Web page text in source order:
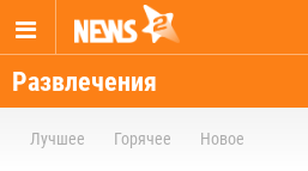
Развлечения
Лучшее Горячее Новое